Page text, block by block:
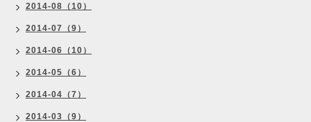
2014-08（10）
2014-07（9）
2014-06（10）
2014-05（6）
2014-04（7）
2014-03（9）